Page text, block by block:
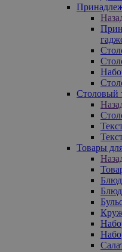
Столовый
Товары